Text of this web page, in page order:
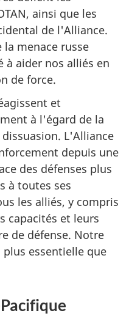
ainsi que les
de l'Alliance.
la menace russe
aider nos alliés en
de force.
et
à l'égard de la
L'Alliance
depuis une
des défenses plus
à toutes ses
les alliés, y compris
capacités et leurs
de défense. Notre
essentielle que